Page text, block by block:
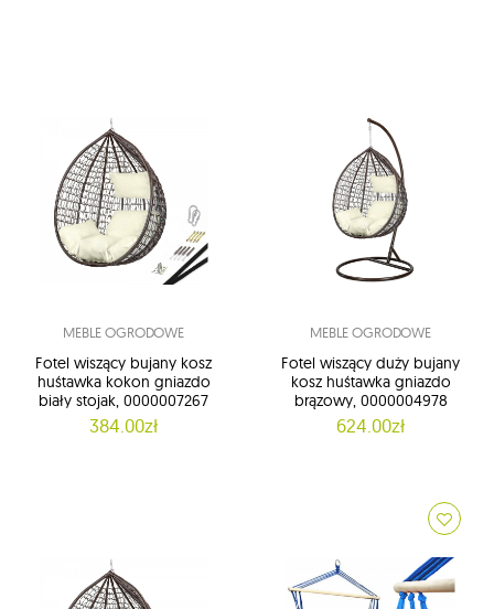
MEBLE OGRODOWE
Fotel wiszący bujany kosz
huśtawka kokon gniazdo
biały stojak, 0000007267
384.00zł
MEBLE OGRODOWE
Fotel wiszący duży bujany
kosz huśtawka gniazdo
brązowy, 0000004978
624.00zł